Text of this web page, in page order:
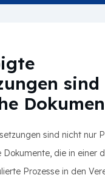
sind
sind nicht nur
Dokumente, die in einer
Prozesse in den